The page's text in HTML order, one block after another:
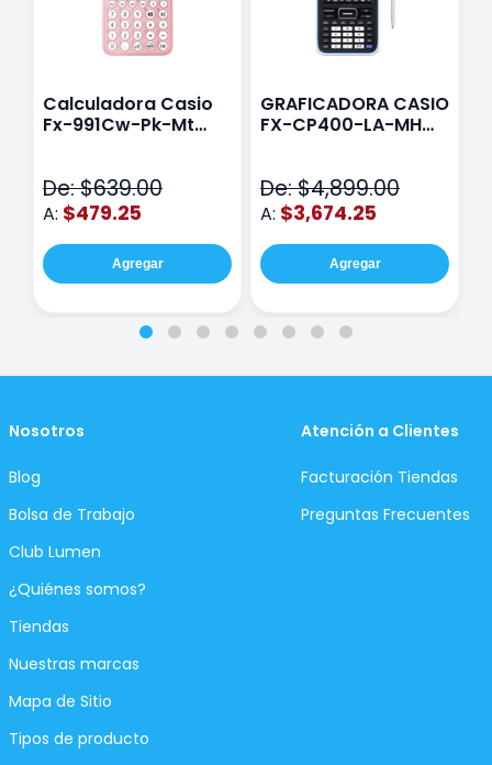
Calculadora Casio
Fx-991Cw-Pk-Mt
De: $639.00
A: $479.25
Agregar
GRAFICADORA CASIO
FX-CP400-LA-MH
De: $4,899.00
A: $3,674.25
Agregar
Nosotros
Blog
Bolsa de Trabajo
Club Lumen
¿Quiénes somos?
Tiendas
Nuestras marcas
Mapa de Sitio
Tipos de producto
Atención a Clientes
Facturación Tiendas
Preguntas Frecuentes